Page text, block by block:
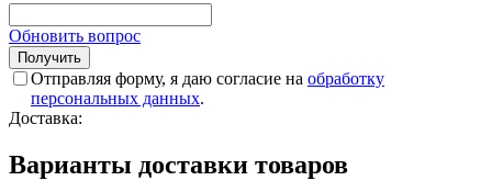
Обновить вопрос
Отправляя форму, я даю согласие на обработку
персональных данных.
Доставка:
Варианты доставки товаров